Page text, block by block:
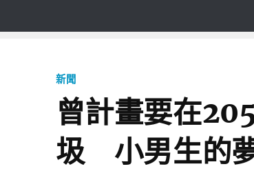
新聞
曾計畫要在
圾 小男生的